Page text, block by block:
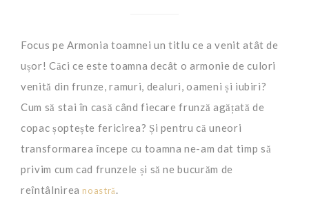
Focus pe Armonia toamnei un titlu ce a venit atât de
ușor! Căci ce este toamna decât o armonie de culori
venită din frunze, ramuri, dealuri, oameni și iubiri?
Cum să stai în casă când fiecare frunză agățată de
copac șoptește fericirea? Și pentru că uneori
transformarea începe cu toamna ne-am dat timp să
privim cum cad frunzele și să ne bucurăm de
reîntâlnirea noastră.